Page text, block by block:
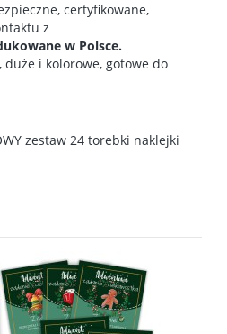
certyfikowane,
z
w Polsce.
duże i kolorowe, gotowe do